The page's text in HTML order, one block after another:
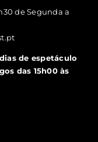
de Segunda a
de espetáculo
das 15h00 às